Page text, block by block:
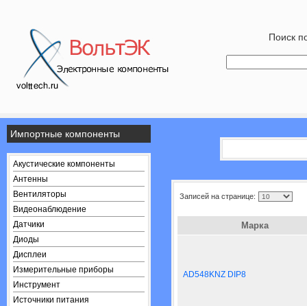
Поиск
Импортные компоненты
Акустические компоненты
Антенны
Вентиляторы
Видеонаблюдение
Датчики
Диоды
Дисплеи
Измерительные приборы
Инструмент
Источники питания
Записей на странице:
Марка
AD548KNZ DIP8